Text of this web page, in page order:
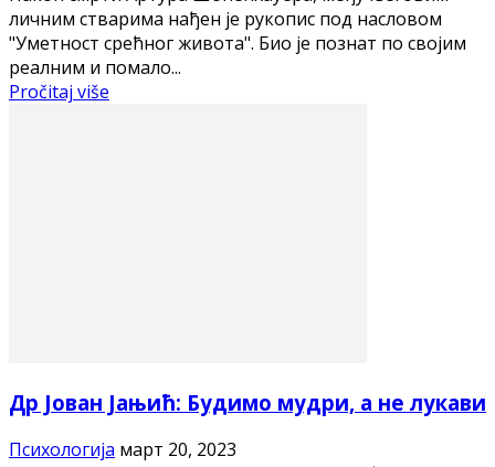
личним стварима нађен је рукопис под насловом
"Уметност срећног живота". Био је познат по својим
реалним и помало...
Pročitaj više
Др Јован Јањић: Будимо мудри, а не лукави
Психологија март 20, 2023